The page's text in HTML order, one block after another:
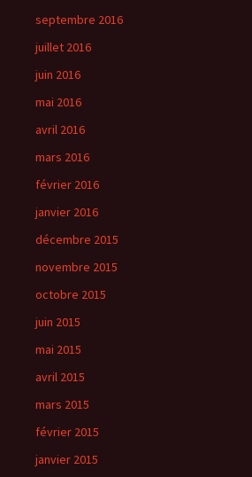
septembre 2016
juillet 2016
juin 2016
mai 2016
avril 2016
mars 2016
février 2016
janvier 2016
décembre 2015
novembre 2015
octobre 2015
juin 2015
mai 2015
avril 2015
mars 2015
février 2015
janvier 2015